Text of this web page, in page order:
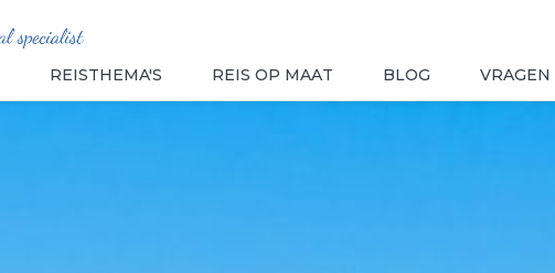
REISTHEMA'S REIS OP MAAT BLOG VRAGEN